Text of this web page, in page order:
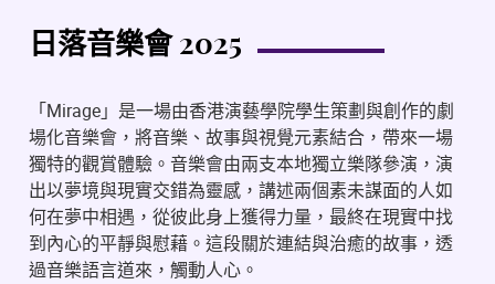
日落音樂會 2025
「Mirage」是一場由香港演藝學院學生策劃與創作的劇
場化音樂會，將音樂、故事與視覺元素結合，帶來一場
獨特的觀賞體驗。音樂會由兩支本地獨立樂隊參演，演
出以夢境與現實交錯為靈感，講述兩個素未謀面的人如
何在夢中相遇，從彼此身上獲得力量，最終在現實中找
到內心的平靜與慰藉。這段關於連結與治癒的故事，透
過音樂語言道來，觸動人心。